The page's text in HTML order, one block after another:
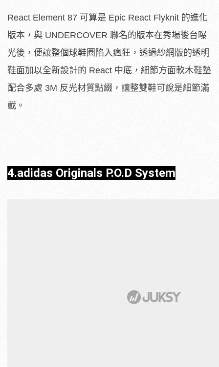
React Element 87 可算是 Epic React Flyknit 的進化
版本，與 UNDERCOVER 聯名的版本在秀場後台曝
光後，便讓整個球鞋圈陷入瘋狂，透過紗網版的透明
鞋面加以全新設計的 React 中底，細節方面軟木鞋墊
配合多處 3M 反光材質點綴，讓整雙鞋可說是細節滿
載。
4.adidas Originals P.O.D System